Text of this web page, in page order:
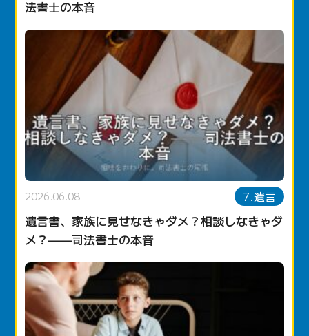
法書士の本音
2026.06.08 7.遺言
遺言書、家族に見せなきゃダメ？相談しなきゃダ
メ？——司法書士の本音